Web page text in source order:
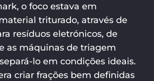
o foco estava em
triturado, através de
resíduos eletrónicos, de
as máquinas de triagem
lo em condições ideais.
criar frações bem definidas